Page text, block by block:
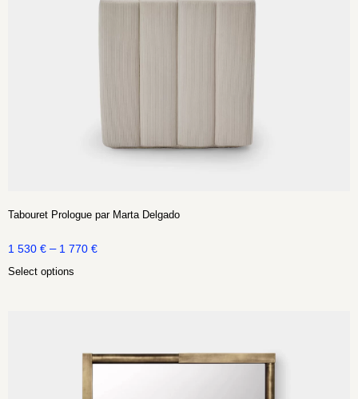
Tabouret Prologue par Marta Delgado
1 530 € – 1 770 €
Select options